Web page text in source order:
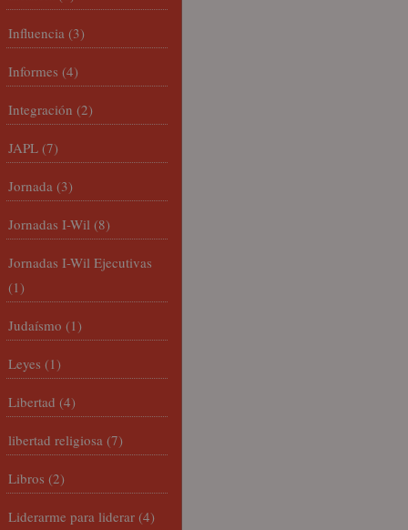
Influencia (3)
Informes (4)
Integración (2)
JAPL (7)
Jornada (3)
Jornadas I-Wil (8)
Jornadas I-Wil Ejecutivas
(1)
Judaísmo (1)
Leyes (1)
Libertad (4)
libertad religiosa (7)
Libros (2)
Liderarme para liderar (4)